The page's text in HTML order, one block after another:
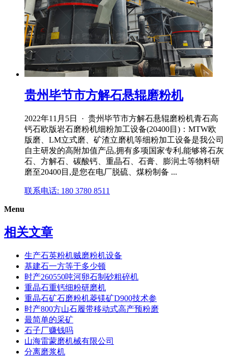
贵州毕节市方解石悬辊磨粉机
2022年11月5日 · 贵州毕节市方解石悬辊磨粉机青石高
钙石欧版岩石磨粉机细粉加工设备(20400目)：MTW欧
版磨、LM立式磨、矿渣立磨机等细粉加工设备是我公司
自主研发的高附加值产品,拥有多项国家专利,能够将石灰
石、方解石、碳酸钙、重晶石、石膏、膨润土等物料研
磨至20400目,是您在电厂脱硫、煤粉制备 ...
联系电话: 180 3780 8511
Menu
相关文章
生产石英粉机贼磨粉机设备
基建石一方等于多少顿
时产260550吨河卵石制砂粗碎机
重晶石重钙细粉研磨机
重晶石矿石磨粉机菱镁矿D900技术参
时产800方山石履带移动式高产预粉磨
最简单的采矿
石子厂赚钱吗
山海雷蒙磨机械有限公司
分离磨浆机